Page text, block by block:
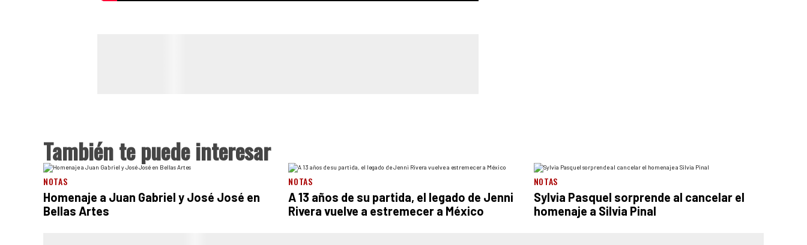
También te puede interesar
NOTAS
Homenaje a Juan Gabriel y José José en
Bellas Artes
NOTAS
A 13 años de su partida, el legado de Jenni
Rivera vuelve a estremecer a México
NOTAS
Sylvia Pasquel sorprende al cancelar el
homenaje a Silvia Pinal